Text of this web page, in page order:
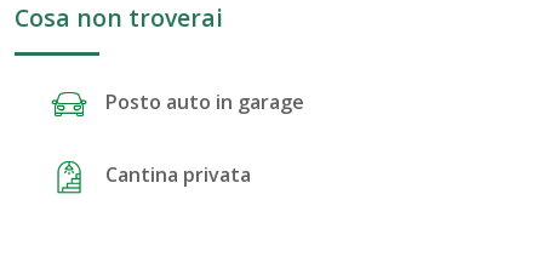
Cosa non troverai
Posto auto in garage
Cantina privata